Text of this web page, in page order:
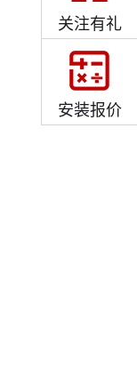
关注有礼
安装报价